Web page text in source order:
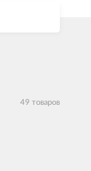
49 товаров